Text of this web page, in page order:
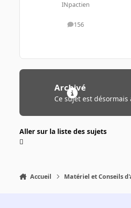
INpactien
156
messages
Archivé
Ce sujet est
Aller sur la liste des sujets
Accueil Matériel et Conseils